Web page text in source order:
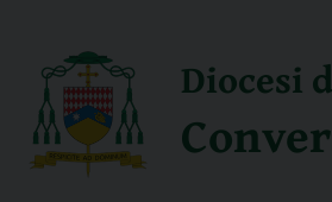
content
Diocesi